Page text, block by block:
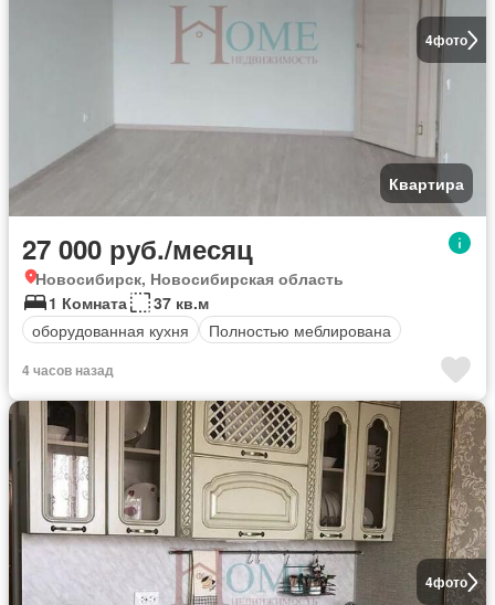
4фото
Квартира
27 000 руб./месяц
Новосибирск, Новосибирская область
1 Комната
37 кв.м
оборудованная кухня
Полностью меблирована
4 часов назад
4фото